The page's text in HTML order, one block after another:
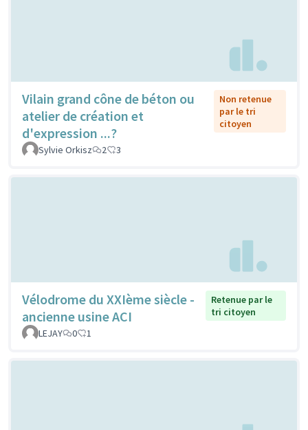
Vilain grand cône de béton ou
atelier de création et
d'expression ...?
Non retenue
par le tri
citoyen
Sylvie Orkisz 2 3
Vélodrome du XXIème siècle -
ancienne usine ACI
Retenue par le
tri citoyen
LEJAY
0 1